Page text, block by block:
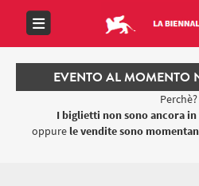
EVENTO AL MOMENTO
Perchè?
I biglietti non sono ancora
oppure le vendite sono